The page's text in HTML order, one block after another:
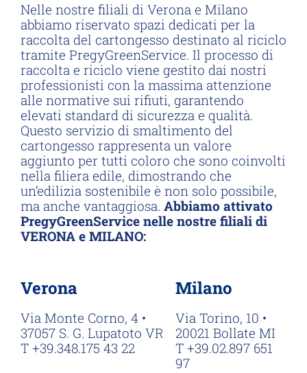
Nelle nostre filiali di Verona e Milano
abbiamo riservato spazi dedicati per la
raccolta del cartongesso destinato al riciclo
tramite PregyGreenService. Il processo di
raccolta e riciclo viene gestito dai nostri
professionisti con la massima attenzione
alle normative sui rifiuti, garantendo
elevati standard di sicurezza e qualità.
Questo servizio di smaltimento del
cartongesso rappresenta un valore
aggiunto per tutti coloro che sono coinvolti
nella filiera edile, dimostrando che
un’edilizia sostenibile è non solo possibile,
ma anche vantaggiosa. Abbiamo attivato
PregyGreenService nelle nostre filiali di
VERONA e MILANO:
Verona
Via Monte Corno, 4 •
37057 S. G. Lupatoto VR
T +39.348.175 43 22
Milano
Via Torino, 10 •
20021 Bollate MI
T +39.02.897 651
97